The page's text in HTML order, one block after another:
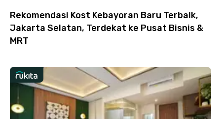
Rekomendasi Kost Kebayoran Baru Terbaik,
Jakarta Selatan, Terdekat ke Pusat Bisnis &
MRT